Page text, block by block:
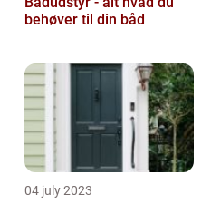
behøver til din båd
04 july 2023